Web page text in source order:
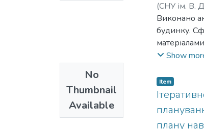
No
Thumbnail
Available
(СНУ ім. В.
Виконано
будинку.
зокрема
будинку.
Show
Item
плану